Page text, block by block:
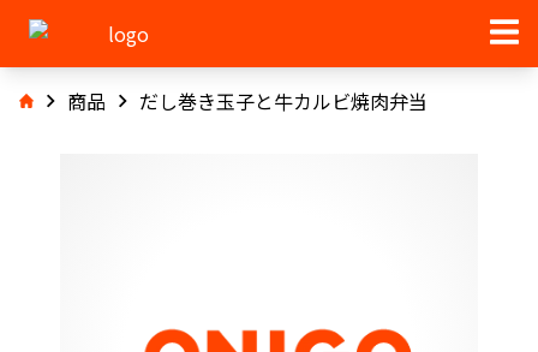
商品 だし巻き玉子と牛カルビ焼肉弁当